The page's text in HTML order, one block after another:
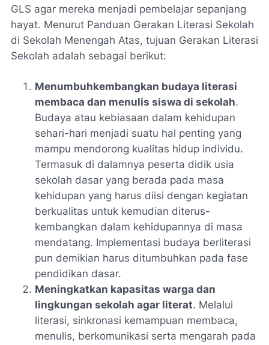
GLS agar mereka menjadi pembelajar sepanjang
hayat. Menurut Panduan Gerakan Literasi Sekolah
di Sekolah Menengah Atas, tujuan Gerakan Literasi
Sekolah adalah sebagai berikut:
Menumbuhkembangkan budaya literasi
membaca dan menulis siswa di sekolah.
Budaya atau kebiasaan dalam kehidupan
sehari-hari menjadi suatu hal penting yang
mampu mendorong kualitas hidup individu.
Termasuk di dalamnya peserta didik usia
sekolah dasar yang berada pada masa
kehidupan yang harus diisi dengan kegiatan
berkualitas untuk kemudian diterus-
kembangkan dalam kehidupannya di masa
mendatang. Implementasi budaya berliterasi
pun demikian harus ditumbuhkan pada fase
pendidikan dasar.
Meningkatkan kapasitas warga dan
lingkungan sekolah agar literat. Melalui
literasi, sinkronasi kemampuan membaca,
menulis, berkomunikasi serta mengarah pada